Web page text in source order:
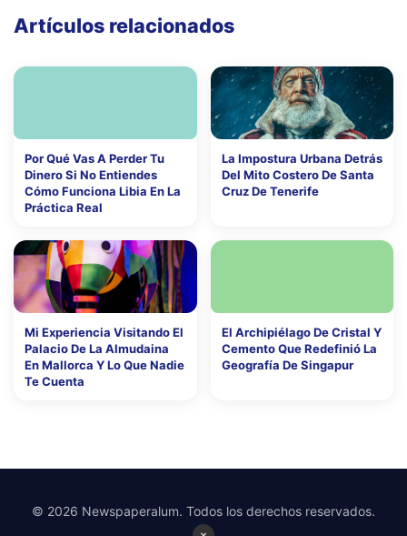
Artículos relacionados
Por Qué Vas A Perder Tu
Dinero Si No Entiendes
Cómo Funciona Libia En La
Práctica Real
La Impostura Urbana Detrás
Del Mito Costero De Santa
Cruz De Tenerife
Mi Experiencia Visitando El
Palacio De La Almudaina
En Mallorca Y Lo Que Nadie
Te Cuenta
El Archipiélago De Cristal Y
Cemento Que Redefinió La
Geografía De Singapur
© 2026 Newspaperalum. Todos los derechos reservados.